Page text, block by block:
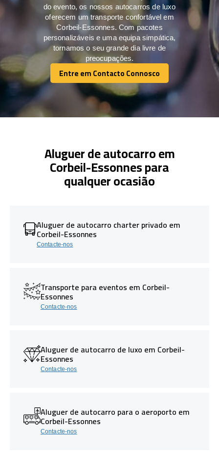
do evento, os nossos autocarros de luxo
oferecem um transporte confortável em
Corbeil-Essonnes. Com pacotes
personalizáveis e uma equipa simpática,
tornamos o seu grande dia livre de
preocupações.
Entre em Contacto Connosco
Entre em Contacto Connosco
Aluguer de autocarro em
Corbeil-Essonnes para
qualquer ocasião
Aluguer de autocarro charter privado em
Corbeil-Essonnes
Contacte-nos
Transporte para eventos em Corbeil-
Essonnes
Contacte-nos
Aluguer de autocarro de luxo em Corbeil-
Essonnes
Contacte-nos
Aluguer de autocarro para o aeroporto em
Corbeil-Essonnes
Contacte-nos